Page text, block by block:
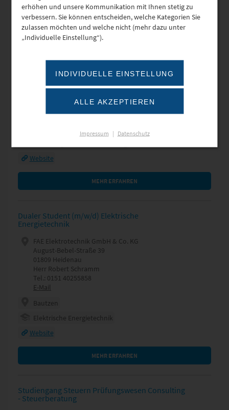
MEHR ERFAHREN
Bachelor of Arts (m/​w/​d) – Fach­rich­tung Steuern,
Lortzingstr. 37
01307 Dresden
Tel.: 0351/2050290
E-Mail
Website
MEHR ERFAHREN
Dualer Student (m/w/d) Elektrische
Energietechnik
FAE Elektrotechnik GmbH & Co. KG
August-Bebel-Straße 39
01809 Heidenau
Herr Robert Schramm
Tel.: 0151 40255858
E-Mail
Bautzen
Elektrische Energietechnik
Website
MEHR ERFAHREN
Studiengang Steuern Prüfungswesen Consulting
- Steuerberatung
erhöhen und unsere Kommunikation mit Ihnen stetig zu
verbessern. Sie können entscheiden, welche Kategorien Sie
zulassen möchten und welche nicht (mehr dazu unter
„Individuelle Einstellung“).
INDIVIDUELLE EINSTELLUNG
ALLE AKZEPTIEREN
Impressum | Datenschutz